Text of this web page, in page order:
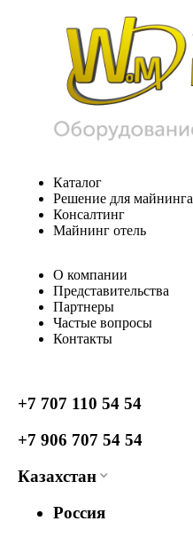
Каталог
Решение для майнинга
Консалтинг
Майнинг отель
О компании
Представительства
Партнеры
Частые вопросы
Контакты
+7 707 110 54 54
+7 906 707 54 54
Казахстан
Россия